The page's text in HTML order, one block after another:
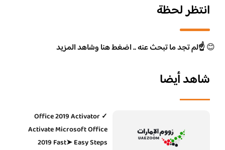
انتظر لحظة
😊☝️لم تجد ما تبحث عنه .. اضغط هنا وشاهد المزيد
شاهد أيضا
Office 2019 Activator ✓
Activate Microsoft Office
2019 Fast➤ Easy Steps